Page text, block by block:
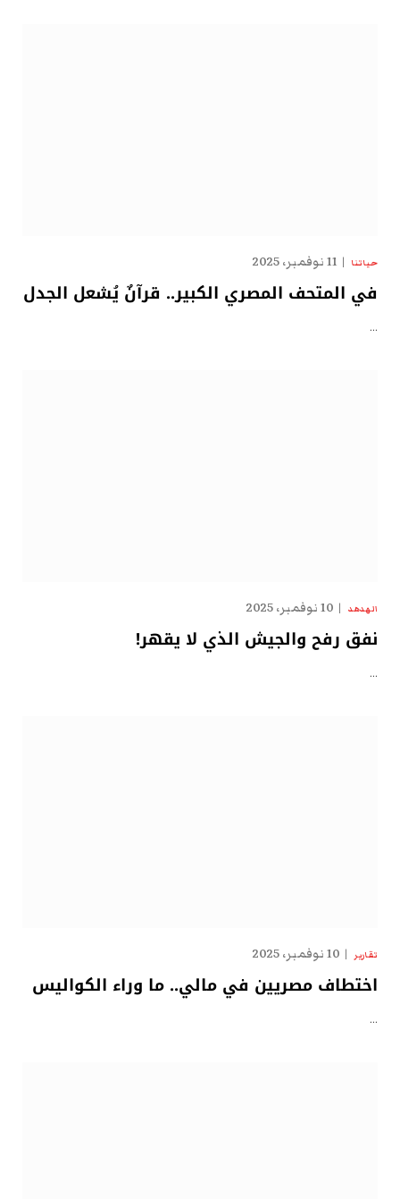
حياتنا 11 نوفمبر، 2025
في المتحف المصري الكبير.. قرآنٌ يُشعل الجدل
…
الهدهد 10 نوفمبر، 2025
نفق رفح والجيش الذي لا يقهر!
…
تقارير 10 نوفمبر، 2025
اختطاف مصريين في مالي.. ما وراء الكواليس
…